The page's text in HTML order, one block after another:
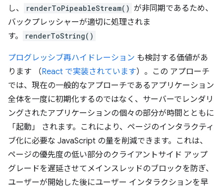
し、
renderToPipeableStream() が非同期であるため、
バックプレッシャーが適切に処理されま
す。
renderToString()
プログレッシブ再ハイドレーション も検討する価値があ
ります （React で実装されています）。この アプローチ
では、現在の一般的なアプローチであるアプリケーション
全体を一度に初期化するのではなく、サーバーでレンダリ
ングされたアプリケーションの個々の部分が時間とともに
「起動」 されます。これにより、ページのインタラクティ
ブ化に必要な JavaScript の量を削減できます。これは、
ページの優先度の低い部分のクライアントサイド アップ
グレードを遅延させてメインスレッドのブロックを防ぎ、
ユーザーが開始した後にユーザー インタラクションを早